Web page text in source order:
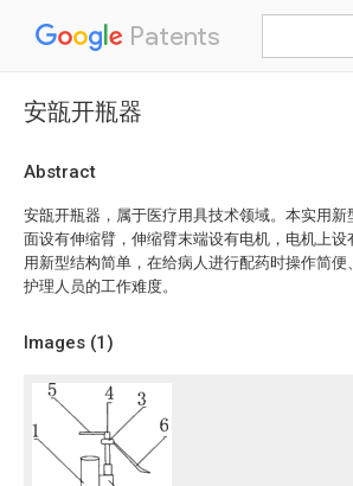
Patents
安瓿开瓶器
Abstract
安瓿开瓶器，属于医疗用具技术领域。本实用
面设有伸缩臂，伸缩臂末端设有电机，电机上
用新型结构简单，在给病人进行配药时操作简
护理人员的工作难度。
Images (1)